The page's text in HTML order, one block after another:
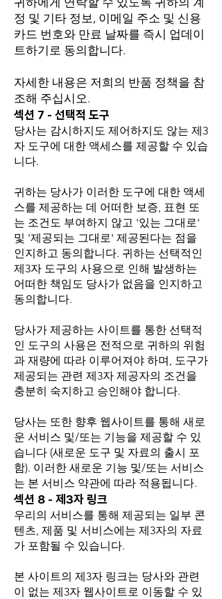
정 및 기타 정보, 이메일 주소 및 신용
카드 번호와 만료 날짜를 즉시 업데이
트하기로 동의합니다.
자세한 내용은 저희의 반품 정책을 참
조해 주십시오.
섹션 7 - 선택적 도구
당사는 감시하지도 제어하지도 않는 제3
자 도구에 대한 액세스를 제공할 수 있습
니다.
귀하는 당사가 이러한 도구에 대한 액세
스를 제공하는 데 어떠한 보증, 표현 또
는 조건도 부여하지 않고 '있는 그대로'
및 '제공되는 그대로' 제공된다는 점을
인지하고 동의합니다. 귀하는 선택적인
제3자 도구의 사용으로 인해 발생하는
어떠한 책임도 당사가 없음을 인지하고
동의합니다.
당사가 제공하는 사이트를 통한 선택적
인 도구의 사용은 전적으로 귀하의 위험
과 재량에 따라 이루어져야 하며, 도구가
제공되는 관련 제3자 제공자의 조건을
충분히 숙지하고 승인해야 합니다.
당사는 또한 향후 웹사이트를 통해 새로
운 서비스 및/또는 기능을 제공할 수 있
습니다 (새로운 도구 및 자료의 출시 포
함). 이러한 새로운 기능 및/또는 서비스
는 본 서비스 약관에 따라 적용됩니다.
섹션 8 - 제3자 링크
우리의 서비스를 통해 제공되는 일부 콘
텐츠, 제품 및 서비스에는 제3자의 자료
가 포함될 수 있습니다.
본 사이트의 제3자 링크는 당사와 관련
이 없는 제3자 웹사이트로 이동할 수 있